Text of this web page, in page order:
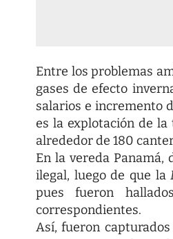
Entre los problemas
gases de efecto
salarios e incremento
es la explotación de
alrededor de 180
En la vereda
ilegal, luego de que la
pues fueron
correspondientes.
Así, fueron